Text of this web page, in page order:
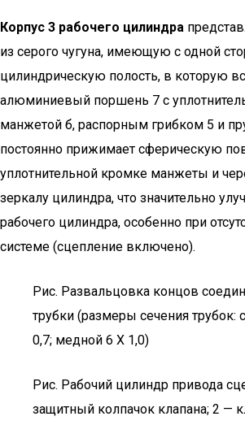
Корпус 3 рабочего цилиндра
из серого чугуна, имеющую с одной
цилиндрическую полость, в которую
алюминиевый поршень 7 с
манжетой б, распорным грибком 5 и
постоянно прижимает сферическую
уплотнительной кромке манжеты и
зеркалу цилиндра, что значительно
рабочего цилиндра, особенно при
системе (сцепление включено).
Рис. Развальцовка концов
трубки (размеры сечения трубок:
0,7; медной 6 X 1,0)
Рис. Рабочий цилиндр привода
защитный колпачок клапана; 2 —